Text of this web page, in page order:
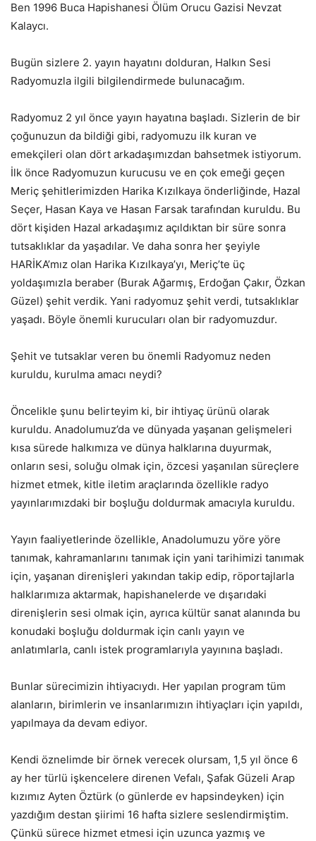
Ben 1996 Buca Hapishanesi Ölüm Orucu Gazisi Nevzat
Kalaycı.
Bugün sizlere 2. yayın hayatını dolduran, Halkın Sesi
Radyomuzla ilgili bilgilendirmede bulunacağım.
Radyomuz 2 yıl önce yayın hayatına başladı. Sizlerin de bir
çoğunuzun da bildiği gibi, radyomuzu ilk kuran ve
emekçileri olan dört arkadaşımızdan bahsetmek istiyorum.
İlk önce Radyomuzun kurucusu ve en çok emeği geçen
Meriç şehitlerimizden Harika Kızılkaya önderliğinde, Hazal
Seçer, Hasan Kaya ve Hasan Farsak tarafından kuruldu. Bu
dört kişiden Hazal arkadaşımız açıldıktan bir süre sonra
tutsaklıklar da yaşadılar. Ve daha sonra her şeyiyle
HARİKA’mız olan Harika Kızılkaya’yı, Meriç’te üç
yoldaşımızla beraber (Burak Ağarmış, Erdoğan Çakır, Özkan
Güzel) şehit verdik. Yani radyomuz şehit verdi, tutsaklıklar
yaşadı. Böyle önemli kurucuları olan bir radyomuzdur.
Şehit ve tutsaklar veren bu önemli Radyomuz neden
kuruldu, kurulma amacı neydi?
Öncelikle şunu belirteyim ki, bir ihtiyaç ürünü olarak
kuruldu. Anadolumuz’da ve dünyada yaşanan gelişmeleri
kısa sürede halkımıza ve dünya halklarına duyurmak,
onların sesi, soluğu olmak için, özcesi yaşanılan süreçlere
hizmet etmek, kitle iletim araçlarında özellikle radyo
yayınlarımızdaki bir boşluğu doldurmak amacıyla kuruldu.
Yayın faaliyetlerinde özellikle, Anadolumuzu yöre yöre
tanımak, kahramanlarını tanımak için yani tarihimizi tanımak
için, yaşanan direnişleri yakından takip edip, röportajlarla
halklarımıza aktarmak, hapishanelerde ve dışarıdaki
direnişlerin sesi olmak için, ayrıca kültür sanat alanında bu
konudaki boşluğu doldurmak için canlı yayın ve
anlatımlarla, canlı istek programlarıyla yayınına başladı.
Bunlar sürecimizin ihtiyacıydı. Her yapılan program tüm
alanların, birimlerin ve insanlarımızın ihtiyaçları için yapıldı,
yapılmaya da devam ediyor.
Kendi öznelimde bir örnek verecek olursam, 1,5 yıl önce 6
ay her türlü işkencelere direnen Vefalı, Şafak Güzeli Arap
kızımız Ayten Öztürk (o günlerde ev hapsindeyken) için
yazdığım destan şiirimi 16 hafta sizlere seslendirmiştim.
Çünkü sürece hizmet etmesi için uzunca yazmış ve